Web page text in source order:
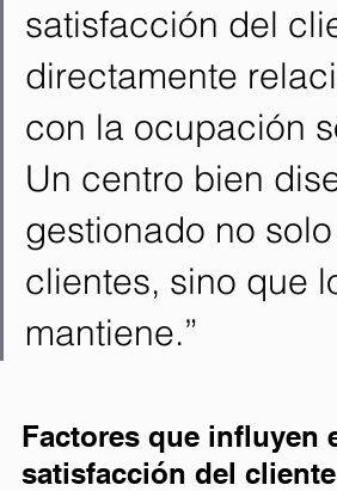
satisfacción del
directamente
con la ocupación
Un centro bien
gestionado no
clientes, sino que
mantiene.”
Factores que influyen
satisfacción del